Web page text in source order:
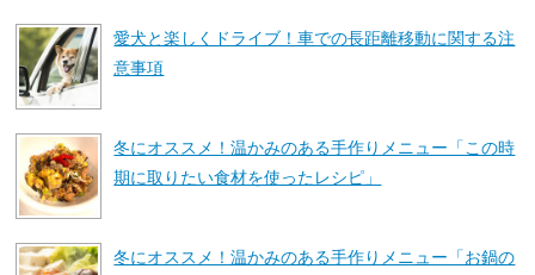
愛犬と楽しくドライブ！車での長距離移動に関する注
意事項
冬にオススメ！温かみのある手作りメニュー「この時
期に取りたい食材を使ったレシピ」
冬にオススメ！温かみのある手作りメニュー「お鍋の